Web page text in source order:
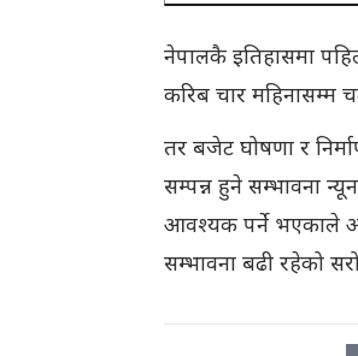
नेपालकै इतिहासमा
करिब चार महिनासम्म
तर बजेट घोषणा र
सम्पन्न हुने सम्भावना
आवश्यक पर्ने भएकाले
सम्भावना बढी रहेको